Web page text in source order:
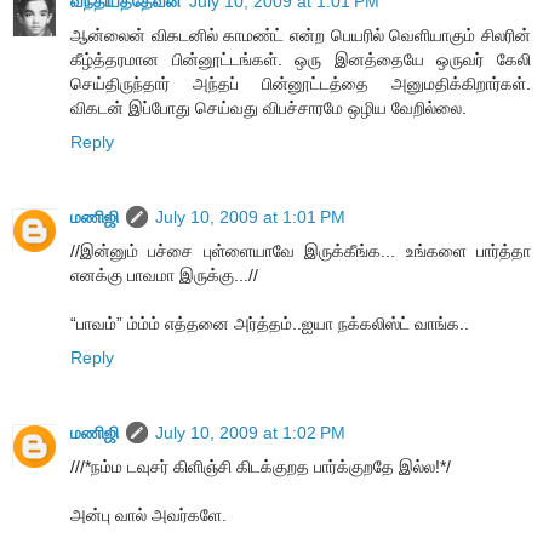
ஆன்லைன் விகடனில் காமண்ட் என்ற பெயரில் வெளியாகும் சிலரின்
கீழ்த்தரமான பின்னூட்டங்கள். ஒரு இனத்தையே ஒருவர் கேலி
செய்திருந்தார் அந்தப் பின்னூட்டத்தை அனுமதிக்கிறார்கள்.
விகடன் இப்போது செய்வது விபச்சாரமே ஒழிய வேறில்லை.
Reply
மணிஜி
July 10, 2009 at 1:01 PM
//இன்னும் பச்சை புள்ளையாவே இருக்கீங்க... உங்களை பார்த்தா
எனக்கு பாவமா இருக்கு...//
“பாவம்” ம்ம்ம் எத்தனை அர்த்தம்..ஐயா நக்கலிஸ்ட் வாங்க..
Reply
மணிஜி
July 10, 2009 at 1:02 PM
///*நம்ம டவுசர் கிளிஞ்சி கிடக்குறத பார்க்குறதே இல்ல!*/
அன்பு வால் அவர்களே.